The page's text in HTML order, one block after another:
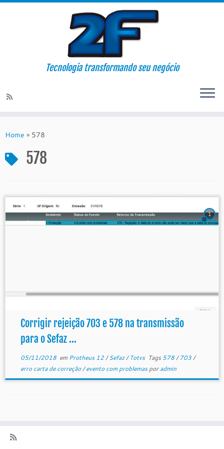
Tecnologia transformando seu negócio
Home » 578
578
1
Corrigir rejeição 703 e 578 na transmissão
para o Sefaz ...
05/11/2018em Protheus 12/Sefaz/Totvs Tags 578/703/
erro carta de correção/evento com problemasporadmin